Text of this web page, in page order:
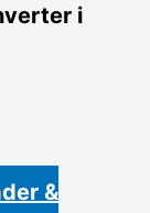
i
&